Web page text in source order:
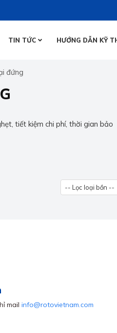
BỒN NƯỚC ĐỨNG
TIN TỨC HƯỚNG DẪN KỸ
đứng
tiết kiệm chi phí, thời gian bảo
-- Lọc loại bồn --
mail info@rotovietnam.com